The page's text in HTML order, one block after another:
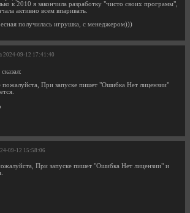
к 2010 я закончила разработку "чисто своих программ",
активно всем впаривать.
получилась игрушка, с менеджером)))
2024-09-12 17:41:40
сказал:
пожалуйста, При запуске пишет "Ошибка Нет лицензии"
09-12 15:58:06
При запуске пишет "Ошибка Нет лицензии" и